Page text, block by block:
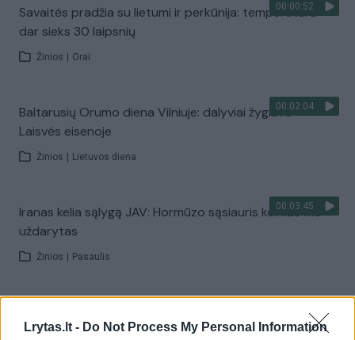
Lrytas.lt - Do Not Process My Personal Information
00:00:52
Savaitės pradžia su lietumi ir perkūnija: temperatūra
dar sieks 30 laipsnių
Žinios Orai
00:02:04
Baltarusių Orumo diena Vilniuje: dalyviai žygiavo
Laisvės eisenoje
Žinios Lietuvos diena
00:03:45
Iranas kelia sąlygą JAV: Hormūzo sąsiauris kol kas liks
uždarytas
Žinios Pasaulis
Rupkalviuose su dalgiais stojo į kovą: paskelbti Metų
šienpjoviai